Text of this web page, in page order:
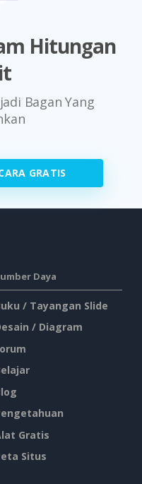
Hitungan
Bagan Yang
GRATIS
Daya
/ Tayangan Slide
/ Diagram
Gratis
Situs